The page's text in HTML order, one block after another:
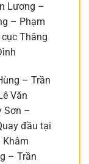
Lương –
– Phạm
Thăng
– Trần
Văn
Sơn –
đầu tại
– Trần